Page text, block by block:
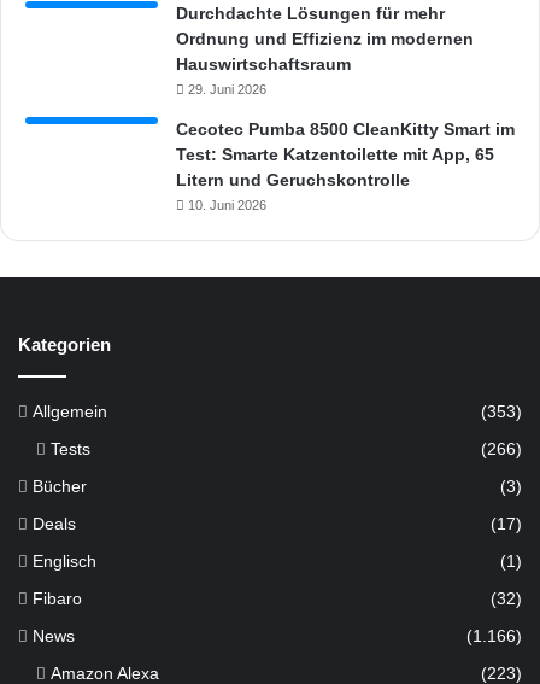
Durchdachte Lösungen für mehr
Ordnung und Effizienz im modernen
Hauswirtschaftsraum
29. Juni 2026
Cecotec Pumba 8500 CleanKitty Smart im
Test: Smarte Katzentoilette mit App, 65
Litern und Geruchskontrolle
10. Juni 2026
Kategorien
Allgemein (353)
Tests (266)
Bücher (3)
Deals (17)
Englisch (1)
Fibaro (32)
News (1.166)
Amazon Alexa
(223)